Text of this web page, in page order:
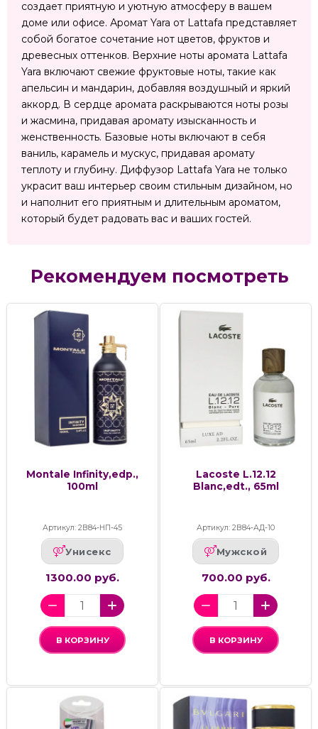
создает приятную и уютную атмосферу в вашем
доме или офисе. Аромат Yara от Lattafa представляет
собой богатое сочетание нот цветов, фруктов и
древесных оттенков. Верхние ноты аромата Lattafa
Yara включают свежие фруктовые ноты, такие как
апельсин и мандарин, добавляя воздушный и яркий
аккорд. В сердце аромата раскрываются ноты розы
и жасмина, придавая аромату изысканность и
женственность. Базовые ноты включают в себя
ваниль, карамель и мускус, придавая аромату
теплоту и глубину. Диффузор Lattafa Yara не только
украсит ваш интерьер своим стильным дизайном, но
и наполнит его приятным и длительным ароматом,
который будет радовать вас и ваших гостей.
Рекомендуем посмотреть
Montale Infinity,edp.,
100ml
Артикул: 2В84-НП-45
Унисекс
1300.00 руб.
В КОРЗИНУ
Lacoste L.12.12
Blanc,edt., 65ml
Артикул: 2В84-АД-10
Мужской
700.00 руб.
В КОРЗИНУ